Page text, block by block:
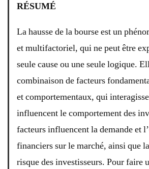
RÉSUMÉ
La hausse de la bourse est un
et multifactoriel, qui ne peut être
seule cause ou une seule logique.
combinaison de facteurs
et comportementaux, qui
influencent le comportement des
facteurs influencent la demande et
financiers sur le marché, ainsi que
risque des investisseurs. Pour faire